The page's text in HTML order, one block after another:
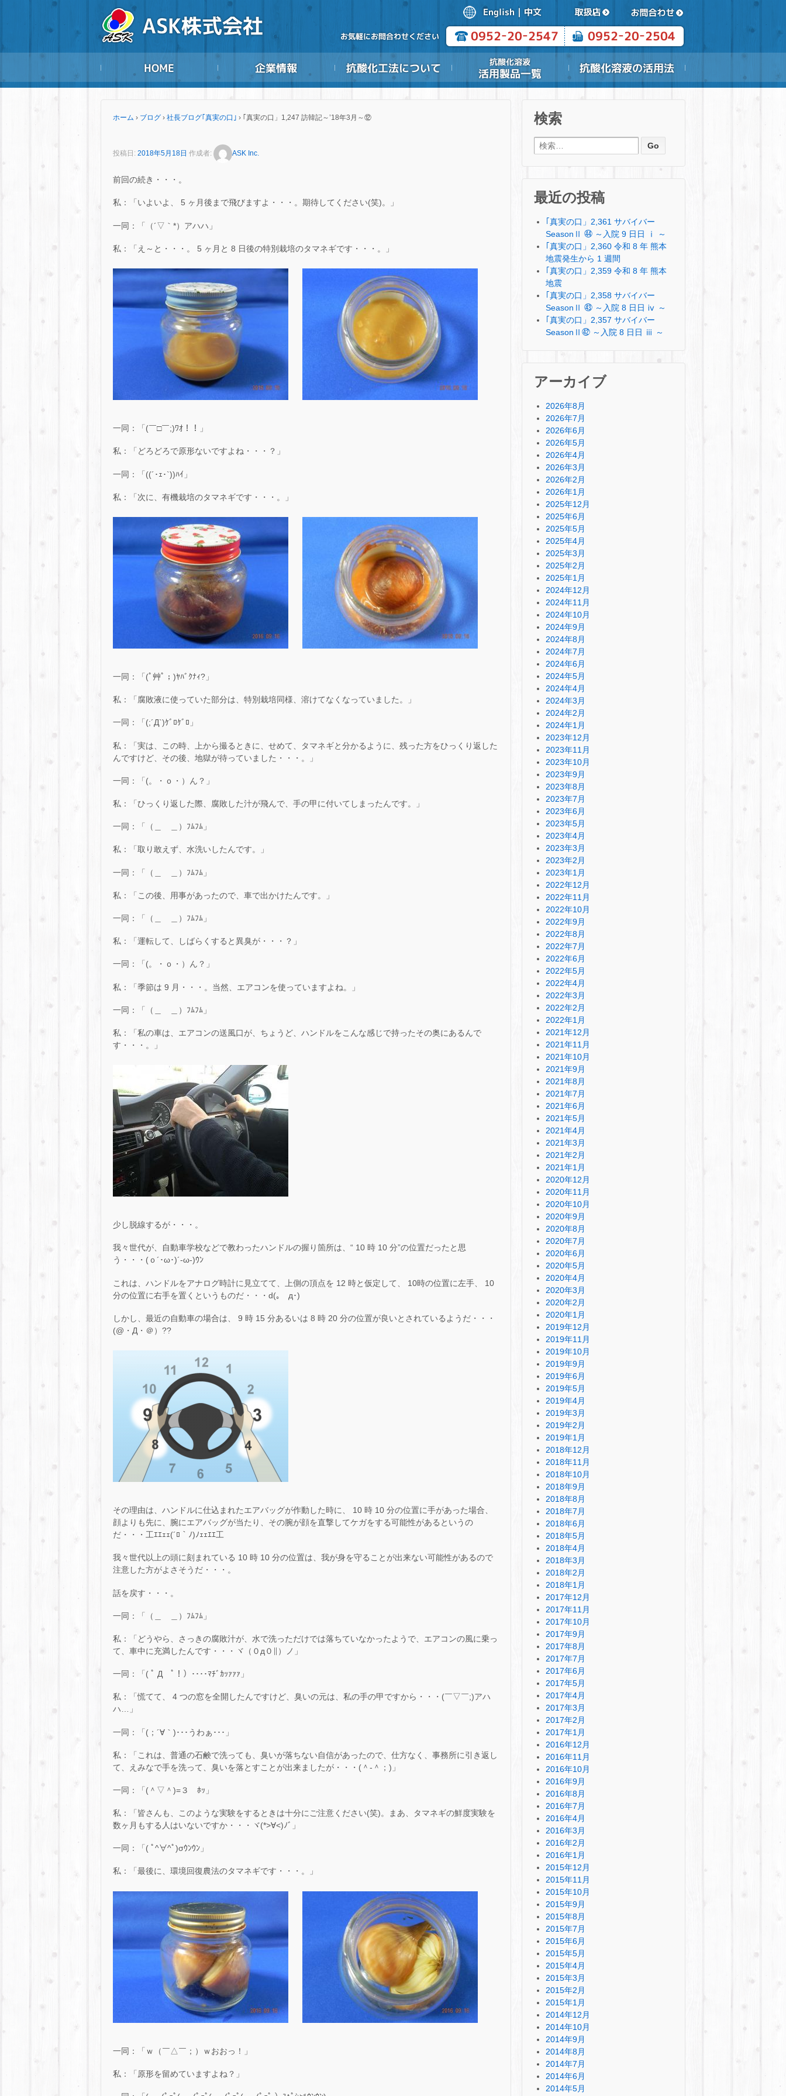
ホーム › ブログ › 社長ブログ｢真実の口｣ › ｢真実の口」1,247 訪韓記～’18年3月～⑫
投稿日: 2018年5月18日 作成者: ASK Inc.
前回の続き・・・。
私：「いよいよ、 5 ヶ月後まで飛びますよ・・・。期待してください(笑)。」
一同：「（´▽｀*）アハハ」
私：「え～と・・・。 5 ヶ月と 8 日後の特別栽培のタマネギです・・・。」
一同：「(￣□￣;)ﾜｵ！！」
私：「どろどろで原形ないですよね・・・？」
一同：「((´･ｪ･`))ﾊｲ」
私：「次に、有機栽培のタマネギです・・・。」
一同：「(ﾟ艸ﾟ；)ﾔﾊﾞｸﾅｨ?」
私：「腐敗液に使っていた部分は、特別栽培同様、溶けてなくなっていました。」
一同：「(;´Д`)ｹﾞﾛｹﾞﾛ」
私：「実は、この時、上から撮るときに、せめて、タマネギと分かるように、残った方をひっくり返した
んですけど、その後、地獄が待っていました・・・。」
一同：「(。・ｏ・）ん？」
私：「ひっくり返した際、腐敗した汁が飛んで、手の甲に付いてしまったんです。」
一同：「（＿ ＿）ﾌﾑﾌﾑ」
私：「取り敢えず、水洗いしたんです。」
一同：「（＿ ＿）ﾌﾑﾌﾑ」
私：「この後、用事があったので、車で出かけたんです。」
一同：「（＿ ＿）ﾌﾑﾌﾑ」
私：「運転して、しばらくすると異臭が・・・？」
一同：「(。・ｏ・）ん？」
私：「季節は 9 月・・・。当然、エアコンを使っていますよね。」
一同：「（＿ ＿）ﾌﾑﾌﾑ」
私：「私の車は、エアコンの送風口が、ちょうど、ハンドルをこんな感じで持ったその奥にあるんで
す・・・。」
少し脱線するが・・・。
我々世代が、自動車学校などで教わったハンドルの握り箇所は、“ 10 時 10 分”の位置だったと思
う・・・(ｏ´･ω･)´-ω-)ｳﾝ
これは、ハンドルをアナログ時計に見立てて、上側の頂点を 12 時と仮定して、 10時の位置に左手、 10
分の位置に右手を置くというものだ・・・d(｡ゝд･)
しかし、最近の自動車の場合は、 9 時 15 分あるいは 8 時 20 分の位置が良いとされているようだ・・・
(@・Д・＠）??
その理由は、ハンドルに仕込まれたエアバッグが作動した時に、 10 時 10 分の位置に手があった場合、
顔よりも先に、腕にエアバッグが当たり、その腕が顔を直撃してケガをする可能性があるというの
だ・・・工ｴｴｪｪ(´ﾛ｀ﾉ)ﾉｪｪｴｴ工
我々世代以上の頭に刻まれている 10 時 10 分の位置は、我が身を守ることが出来ない可能性があるので
注意した方がよさそうだ・・・。
話を戻す・・・。
一同：「（＿ ＿）ﾌﾑﾌﾑ」
私：「どうやら、さっきの腐敗汁が、水で洗っただけでは落ちていなかったようで、エアコンの風に乗っ
て、車中に充満したんです・・・ヾ（０д０∥）ノ」
一同：「( ﾟ Д ﾟ！）････ﾏﾁﾞｶｯｧｧｧ」
私：「慌てて、 4 つの窓を全開したんですけど、臭いの元は、私の手の甲ですから・・・(￣▽￣;)アハ
ハ…」
一同：「(；´∀｀)･･･うわぁ･･･」
私：「これは、普通の石鹸で洗っても、臭いが落ちない自信があったので、仕方なく、事務所に引き返し
て、えみなで手を洗って、臭いを落とすことが出来ましたが・・・(＾-＾；)」
一同：「(＾▽＾)=３ ﾎｯ」
私：「皆さんも、このような実験をするときは十分にご注意ください(笑)。まあ、タマネギの鮮度実験を
数ヶ月もする人はいないですか・・・ヾ(*>∀<)ﾉﾞ」
一同：「( ﾟ^∀^ﾟ)σｳﾝｳﾝ」
私：「最後に、環境回復農法のタマネギです・・・。」
一同：「ｗ（￣△￣；）ｗおおっ！」
私：「原形を留めていますよね？」
検索
検索:
最近の投稿
｢真実の口」2,361 サバイバー
SeasonⅡ ㊹ ～入院 9 日日 ⅰ ～
｢真実の口」2,360 令和 8 年 熊本
地震発生から 1 週間
｢真実の口」2,359 令和 8 年 熊本
地震
｢真実の口」2,358 サバイバー
SeasonⅡ ㊸ ～入院 8 日日 ⅳ ～
｢真実の口」2,357 サバイバー
SeasonⅡ㊷ ～入院 8 日日 ⅲ ～
アーカイブ
2026年8月
2026年7月
2026年6月
2026年5月
2026年4月
2026年3月
2026年2月
2026年1月
2025年12月
2025年6月
2025年5月
2025年4月
2025年3月
2025年2月
2025年1月
2024年12月
2024年11月
2024年10月
2024年9月
2024年8月
2024年7月
2024年6月
2024年5月
2024年4月
2024年3月
2024年2月
2024年1月
2023年12月
2023年11月
2023年10月
2023年9月
2023年8月
2023年7月
2023年6月
2023年5月
2023年4月
2023年3月
2023年2月
2023年1月
2022年12月
2022年11月
2022年10月
2022年9月
2022年8月
2022年7月
2022年6月
2022年5月
2022年4月
2022年3月
2022年2月
2022年1月
2021年12月
2021年11月
2021年10月
2021年9月
2021年8月
2021年7月
2021年6月
2021年5月
2021年4月
2021年3月
2021年2月
2021年1月
2020年12月
2020年11月
2020年10月
2020年9月
2020年8月
2020年7月
2020年6月
2020年5月
2020年4月
2020年3月
2020年2月
2020年1月
2019年12月
2019年11月
2019年10月
2019年9月
2019年6月
2019年5月
2019年4月
2019年3月
2019年2月
2019年1月
2018年12月
2018年11月
2018年10月
2018年9月
2018年8月
2018年7月
2018年6月
2018年5月
2018年4月
2018年3月
2018年2月
2018年1月
2017年12月
2017年11月
2017年10月
2017年9月
2017年8月
2017年7月
2017年6月
2017年5月
2017年4月
2017年3月
2017年2月
2017年1月
2016年12月
2016年11月
2016年10月
2016年9月
2016年8月
2016年7月
2016年4月
2016年3月
2016年2月
2016年1月
2015年12月
2015年11月
2015年10月
2015年9月
2015年8月
2015年7月
2015年6月
2015年5月
2015年4月
2015年3月
2015年2月
2015年1月
2014年12月
2014年10月
2014年9月
2014年8月
2014年7月
2014年6月
2014年5月